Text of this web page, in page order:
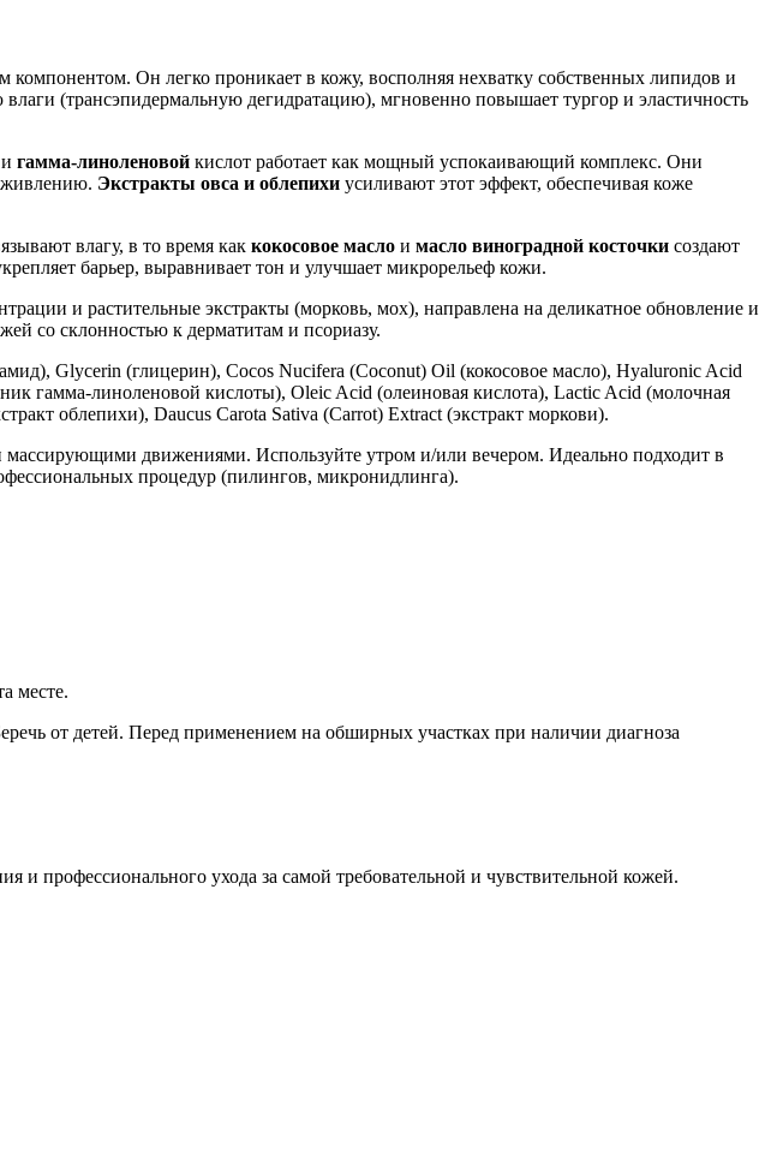
компонентом. Он легко проникает в кожу, восполняя нехватку собственных липидов и
(трансэпидермальную дегидратацию), мгновенно повышает тургор и эластичность
и гамма-линоленовой кислот работает как мощный успокаивающий комплекс. Они
Экстракты овса и облепихи усиливают этот эффект, обеспечивая коже
влагу, в то время как кокосовое масло и масло виноградной косточки создают
барьер, выравнивает тон и улучшает микрорельеф кожи.
и растительные экстракты (морковь, мох), направлена на деликатное обновление и
со склонностью к дерматитам и псориазу.
Glycerin (глицерин), Cocos Nucifera (Coconut) Oil (кокосовое масло), Hyaluronic Acid
гамма-линоленовой кислоты), Oleic Acid (олеиновая кислота), Lactic Acid (молочная
облепихи), Daucus Carota Sativa (Carrot) Extract (экстракт моркови).
движениями. Используйте утром и/или вечером. Идеально подходит в
процедур (пилингов, микронидлинга).
месте.
от детей. Перед применением на обширных участках при наличии диагноза
и профессионального ухода за самой требовательной и чувствительной кожей.